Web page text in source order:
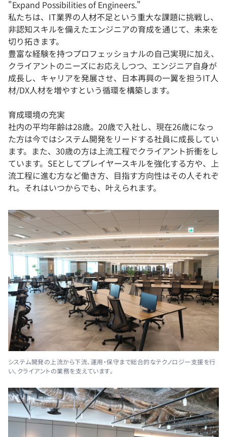
学校向けプラン
契約内容・クーポン
"Expand Possibilities of Engineers."
私たちは、IT業界の人材不足という重大な課題に挑戦し、
非認知スキルを備えたエンジニアの育成を通じて、未来を
切り拓きます。
豊富な経験を持つプロフェッショナルの自己実現に加え、
クライアントのニーズにお応えしつつ、エンジニア自身が
成長し、キャリアを発展させ、日本再興の一翼を担うIT人
材/DX人材を増やすという循環を構築します。
育成環境の充実
社内の平均年齢は28歳。20歳で入社し、現在26歳になっ
た方は今ではシステム開発をリードする社員に成長してい
ます。また、30歳の方は上流工程でクライアント折衝をし
ています。SEとしてプレイヤースキルを強化する方や、上
流工程に進む方など働き方、目指す方向性はその人それぞ
れ。それはいつからでも、叶えられます。
システム開発の上流から下流、運用・保守まで総合的なテクノロジー支援を行
い、クライアントの業務を支えています。